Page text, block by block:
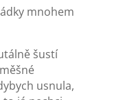
mnohem
šustí
usnula,